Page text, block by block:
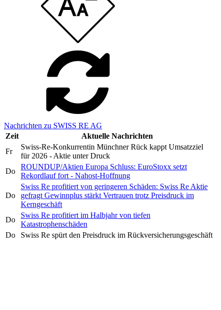
Nachrichten zu SWISS RE AG
Zeit
Aktuelle Nachrichten
Fr
Swiss-Re-Konkurrentin Münchner Rück kappt Umsatzziel
für 2026 - Aktie unter Druck
Do
ROUNDUP/Aktien Europa Schluss: EuroStoxx setzt
Rekordlauf fort - Nahost-Hoffnung
Do
Swiss Re profitiert von geringeren Schäden: Swiss Re Aktie
gefragt Gewinnplus stärkt Vertrauen trotz Preisdruck im
Kerngeschäft
Do
Swiss Re profitiert im Halbjahr von tiefen
Katastrophenschäden
Do
Swiss Re spürt den Preisdruck im Rückversicherungsgeschäft